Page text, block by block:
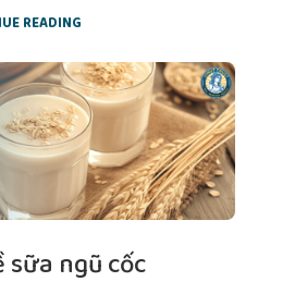
READING
sữa ngũ cốc